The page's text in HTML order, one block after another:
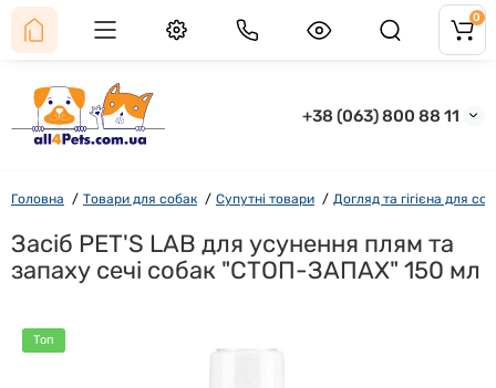
+38 (063) 800 88 11
0
Головна Товари для собак Супутні товари Догляд та гігієна для
Засіб PET'S LAB для усунення плям та
запаху сечі собак "СТОП-ЗАПАХ" 150 мл
Топ